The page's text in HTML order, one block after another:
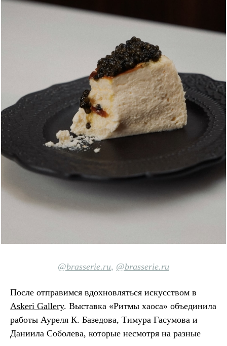
@brasserie.ru, @brasserie.ru
После отправимся вдохновляться искусством в
Askeri Gallery. Выставка «Ритмы хаоса» объединила
работы Ауреля К. Базедова, Тимура Гасумова и
Даниила Соболева, которые несмотря на разные